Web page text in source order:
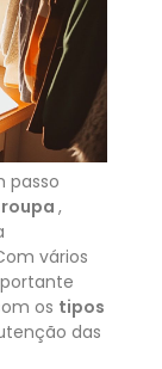
passo
roupa ,
vários
os tipos
das